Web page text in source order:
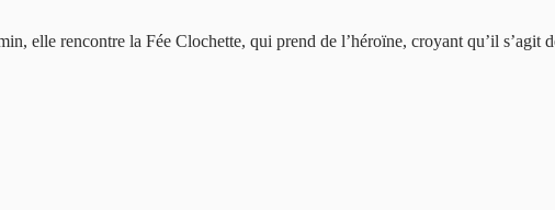
elle rencontre la Fée Clochette, qui prend de l’héroïne, croyant qu’il s’agit